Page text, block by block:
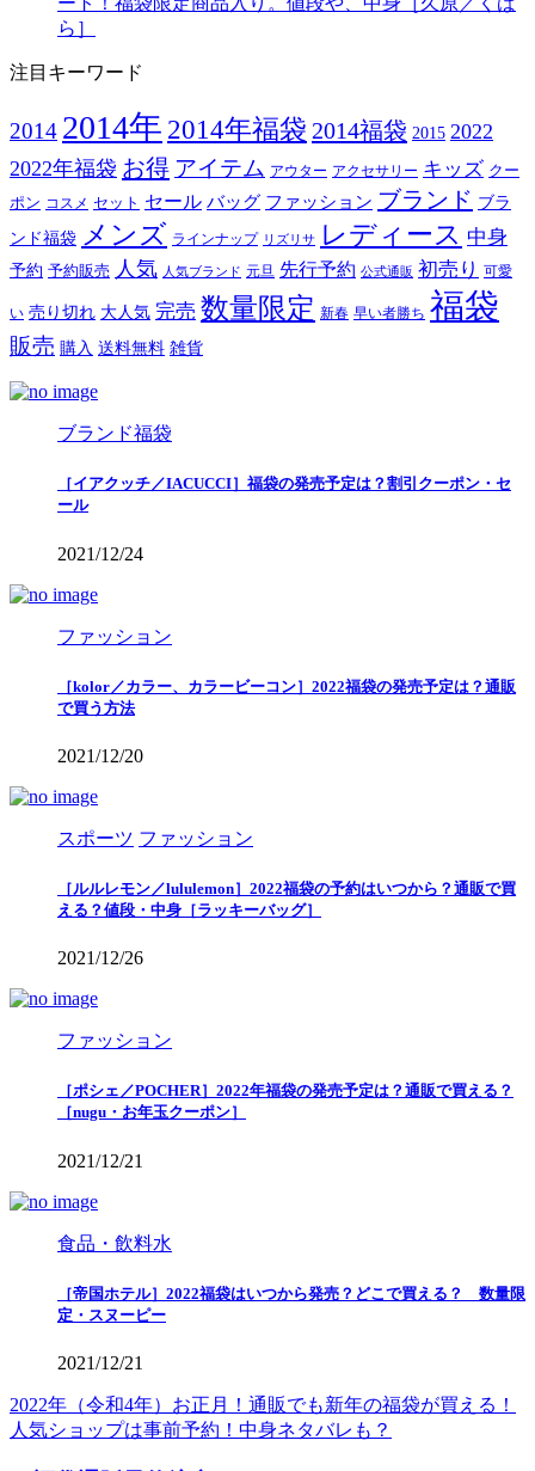
ら］
注目キーワード
2014 2014年 2014年福袋 2014福袋 2015 2022
2022年福袋 お得 アイテム アウター アクセサリー キッズ クー
ポン コスメ セット セール バッグ ファッション ブランド ブラ
ンド福袋 メンズ ラインナップ リズリサ レディース 中身
予約 予約販売 人気 人気ブランド 元旦 先行予約 公式通販 初売り 可愛
い 売り切れ 大人気 完売 数量限定 新春 早い者勝ち 福袋
販売 購入 送料無料 雑貨
ブランド福袋
［イアクッチ／IACUCCI］福袋の発売予定は？割引クーポン・セ
ール
2021/12/24
ファッション
［kolor／カラー、カラービーコン］2022福袋の発売予定は？通販
で買う方法
2021/12/20
スポーツ ファッション
［ルルレモン／lululemon］2022福袋の予約はいつから？通販で買
える？値段・中身［ラッキーバッグ］
2021/12/26
ファッション
［ポシェ／POCHER］2022年福袋の発売予定は？通販で買える？
［nugu・お年玉クーポン］
2021/12/21
食品・飲料水
［帝国ホテル］2022福袋はいつから発売？どこで買える？ 数量限
定・スヌーピー
2021/12/21
2022年（令和4年）お正月！通販でも新年の福袋が買える！
人気ショップは事前予約！中身ネタバレも？